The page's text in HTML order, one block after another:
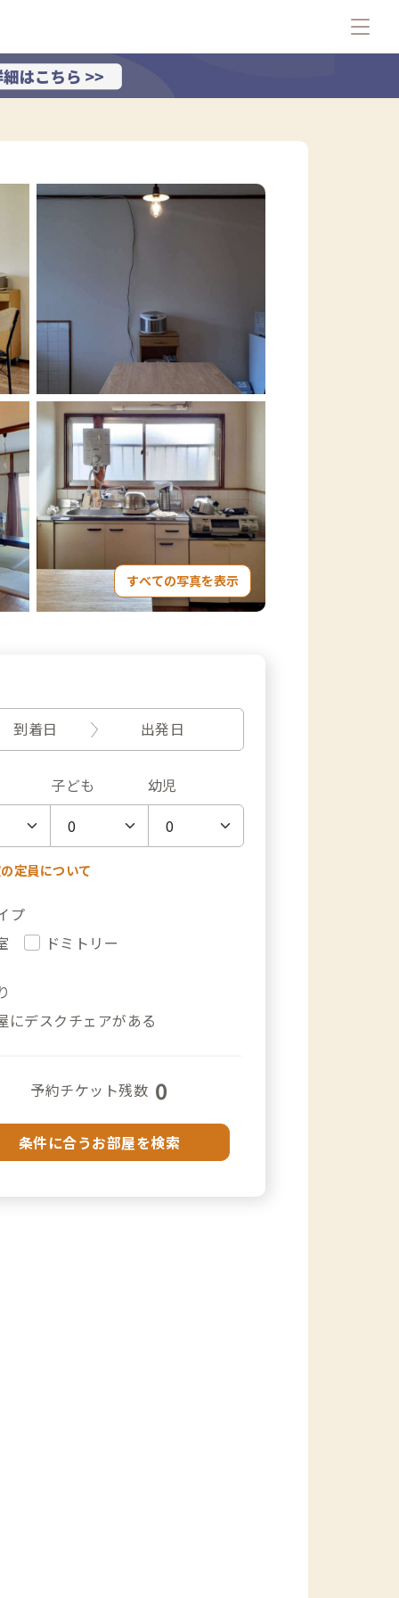
すべての写真を表示
到着日 出発日
子ども 幼児
定員について
プ
ドミトリー
にデスクチェアがある
予約チケット残数 0
条件に合うお部屋を検索